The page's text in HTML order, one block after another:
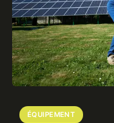
ÉQUIPEMENT